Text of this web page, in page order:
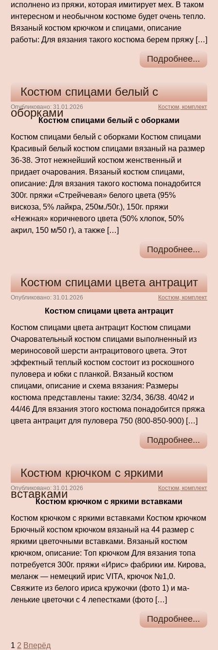
исполнено из пряжи, которая имитирует мех. В таком
интересном и необычном костюме будет очень тепло.
Вязаный костюм крючком и спицами, описание
работы: Для вязания такого костюма берем пряжу […]
Подробнее...
Костюм спицами белый с
оборками
Опубликовано: 31.01.2026 Костюм, комплект
Костюм спицами белый с оборками
Костюм спицами белый с оборками Костюм спицами
Красивый белый костюм спицами вязаный на размер
36-38. Этот нежнейший костюм женственный и
придает очарования. Вязаный костюм спицами,
описание: Для вязания такого костюма понадобится
300г. пряжи «Стрейчевая» белого цвета (95%
вискоза, 5% лайкра, 250м./50г.), 150г. пряжи
«Нежная» коричневого цвета (50% хлопок, 50%
акрил, 150 м/50 г), а также […]
Подробнее...
Костюм спицами цвета антрацит
Опубликовано: 31.01.2026 Костюм, комплект
Костюм спицами цвета антрацит
Костюм спицами цвета антрацит Костюм спицами
Очаровательный костюм спицами выполненный из
мериносовой шерсти антрацитового цвета. Этот
эффектный теплый костюм состоит из роскошного
пуловера и юбки с планкой. Вязаный костюм
спицами, описание и схема вязания: Размеры
костюма представлены такие: 32/34, 36/38. 40/42 и
44/46 Для вязания этого костюма понадобится пряжа
цвета антрацит для пуловера 750 (800-850-900) […]
Подробнее...
Костюм крючком с яркими
вставками
Опубликовано: 31.01.2026 Костюм, комплект
Костюм крючком с яркими вставками
Костюм крючком с яркими вставками Костюм крючком
Брючный костюм крючком вязаный на 44 размер с
яркими цветочными вставками. Вязаный костюм
крючком, описание: Топ крючком Для вязания топа
потребуется 300г. пряжи «Ирис» фабрики им. Кирова,
меланж — немецкий ирис VIТА, крючок №1,0.
Свяжите из белого ириса кружочки (фото 1) и ма­
ленькие цветочки с 4 лепестками (фото […]
Подробнее...
Пагинация
1 2 Вперёд